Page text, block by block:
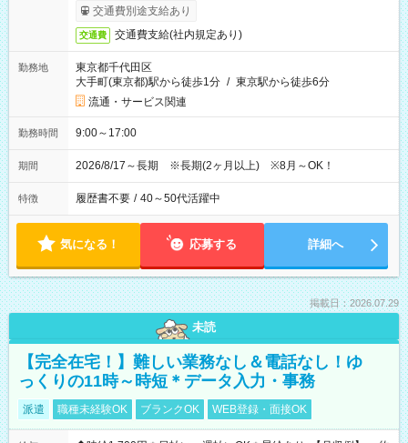
交通費別途支給あり
交通費 交通費支給(社内規定あり)
勤務地
東京都千代田区
大手町(東京都)駅から徒歩1分 / 東京駅から徒歩6分
流通・サービス関連
勤務時間 9:00～17:00
期間 2026/8/17～長期 ※長期(2ヶ月以上) ※8月～OK！
特徴 履歴書不要 / 40～50代活躍中
気になる！ 応募する 詳細へ
掲載日：2026.07.29
未読
【完全在宅！】難しい業務なし＆電話なし！ゆ
っくりの11時～時短＊データ入力・事務
派遣 職種未経験OK ブランクOK WEB登録・面接OK